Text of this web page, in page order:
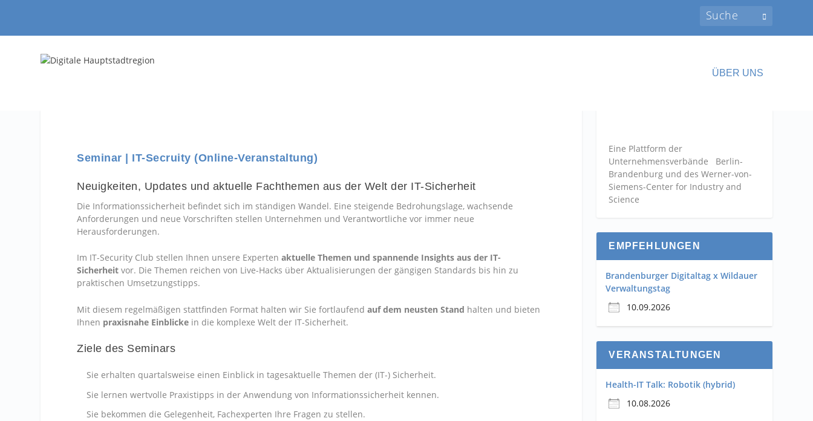
ÜBER UNS
Seminar | IT-Secruity (Online-Veranstaltung)
Neuigkeiten, Updates und aktuelle Fachthemen aus der Welt der IT-Sicherheit
Die Informationssicherheit befindet sich im ständigen Wandel. Eine steigende Bedrohungslage, wachsende
Anforderungen und neue Vorschriften stellen Unternehmen und Verantwortliche vor immer neue
Herausforderungen.
Im IT-Security Club stellen Ihnen unsere Expertenaktuelle Themen und spannende Insights aus der IT-
Sicherheitvor. Die Themen reichen von Live-Hacks über Aktualisierungen der gängigen Standards bis hin zu
praktischen Umsetzungstipps.
Mit diesem regelmäßigen stattfinden Format halten wir Sie fortlaufend auf dem neusten Stand halten und bieten
Ihnen praxisnahe Einblicke in die komplexe Welt der IT-Sicherheit.
Ziele des Seminars
Sie erhalten quartalsweise einen Einblick in tagesaktuelle Themen der (IT-) Sicherheit.
Sie lernen wertvolle Praxistipps in der Anwendung von Informationssicherheit kennen.
Sie bekommen die Gelegenheit, Fachexperten Ihre Fragen zu stellen.
Eine Plattform der
Unternehmensverbände Berlin-
Brandenburg und des Werner-von-
Siemens-Center for Industry and
Science
EMPFEHLUNGEN
Brandenburger Digitaltag x Wildauer
Verwaltungstag
10.09.2026
VERANSTALTUNGEN
Health-IT Talk: Robotik (hybrid)
10.08.2026